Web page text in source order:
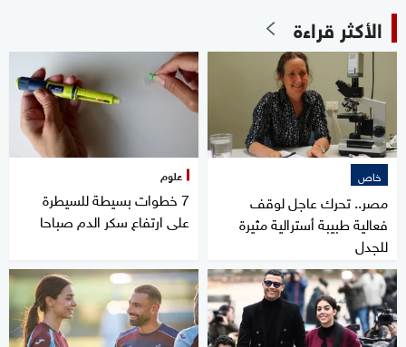
الأكثر قراءة
خاص
مصر.. تحرك عاجل لوقف
فعالية طبيبة أسترالية مثيرة
للجدل
علوم
7 خطوات بسيطة للسيطرة
على ارتفاع سكر الدم صباحا